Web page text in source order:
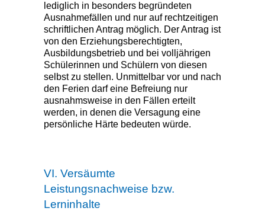
lediglich in besonders begründeten
Ausnahmefällen und nur auf rechtzeitigen
schriftlichen Antrag möglich. Der Antrag ist
von den Erziehungsberechtigten,
Ausbildungsbetrieb und bei volljährigen
Schülerinnen und Schülern von diesen
selbst zu stellen. Unmittelbar vor und nach
den Ferien darf eine Befreiung nur
ausnahmsweise in den Fällen erteilt
werden, in denen die Versagung eine
persönliche Härte bedeuten würde.
VI. Versäumte
Leistungsnachweise bzw.
Lerninhalte